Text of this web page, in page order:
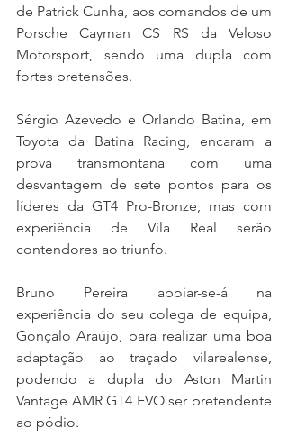
de Patrick Cunha, aos comandos de um
Porsche Cayman CS RS da Veloso
Motorsport, sendo uma dupla com
fortes pretensões.
Sérgio Azevedo e Orlando Batina, em
Toyota da Batina Racing, encaram a
prova transmontana com uma
desvantagem de sete pontos para os
líderes da GT4 Pro-Bronze, mas com
experiência de Vila Real serão
contendores ao triunfo.
Bruno Pereira apoiar-se-á na
experiência do seu colega de equipa,
Gonçalo Araújo, para realizar uma boa
adaptação ao traçado vilarealense,
podendo a dupla do Aston Martin
Vantage AMR GT4 EVO ser pretendente
ao pódio.